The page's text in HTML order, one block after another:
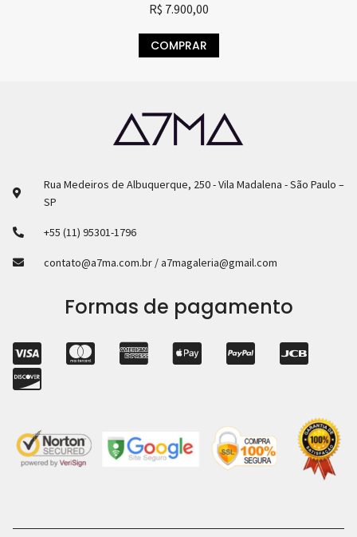
R$ 7.900,00
COMPRAR
Rua Medeiros de Albuquerque, 250 - Vila Madalena - São Paulo –
SP
+55 (11) 95301-1796
contato@a7ma.com.br / a7magaleria@gmail.com
Formas de pagamento